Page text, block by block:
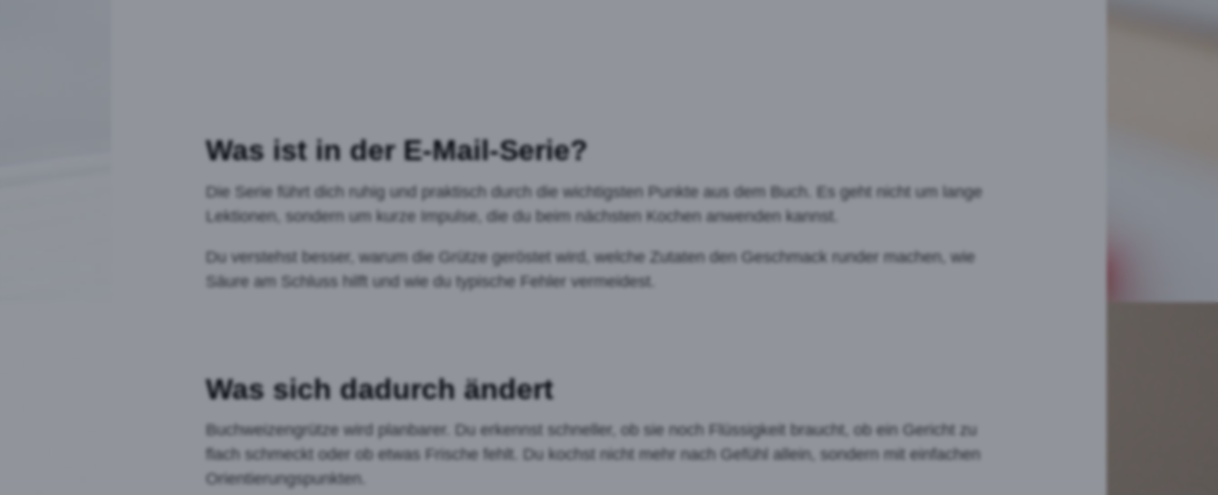
Was ist in der E-Mail-Serie?
Die Serie führt dich ruhig und praktisch durch die wichtigsten Punkte aus dem Buch. Es geht nicht um lange
Lektionen, sondern um kurze Impulse, die du beim nächsten Kochen anwenden kannst.
Du verstehst besser, warum die Grütze geröstet wird, welche Zutaten den Geschmack runder machen, wie
Säure am Schluss hilft und wie du typische Fehler vermeidest.
Was sich dadurch ändert
Buchweizengrütze wird planbarer. Du erkennst schneller, ob sie noch Flüssigkeit braucht, ob ein Gericht zu
flach schmeckt oder ob etwas Frische fehlt. Du kochst nicht mehr nach Gefühl allein, sondern mit einfachen
Orientierungspunkten.